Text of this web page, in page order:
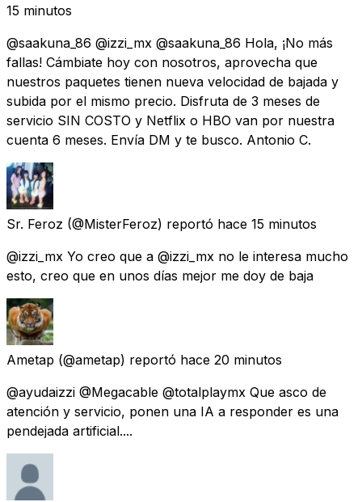
15 minutos
@saakuna_86 @izzi_mx @saakuna_86 Hola, ¡No más
fallas! Cámbiate hoy con nosotros, aprovecha que
nuestros paquetes tienen nueva velocidad de bajada y
subida por el mismo precio. Disfruta de 3 meses de
servicio SIN COSTO y Netflix o HBO van por nuestra
cuenta 6 meses. Envía DM y te busco. Antonio C.
Sr. Feroz (@MisterFeroz) reportó hace 15 minutos
@izzi_mx Yo creo que a @izzi_mx no le interesa mucho
esto, creo que en unos días mejor me doy de baja
Ametap (@ametap) reportó hace 20 minutos
@ayudaizzi @Megacable @totalplaymx Que asco de
atención y servicio, ponen una IA a responder es una
pendejada artificial....